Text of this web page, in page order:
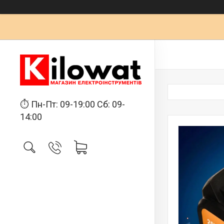
⏱ Пн-Пт: 09-19:00 Сб: 09-
14:00